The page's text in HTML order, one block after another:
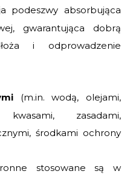
podeszwy absorbująca
gwarantująca dobrą
i odprowadzenie
(m.in. wodą, olejami,
kwasami, zasadami,
środkami ochrony
stosowane są w